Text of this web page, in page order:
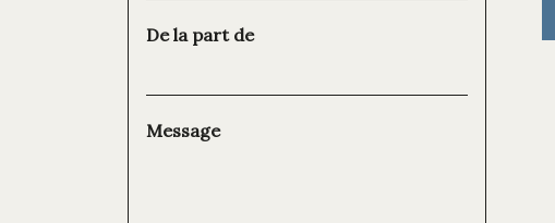
De la part de
Message